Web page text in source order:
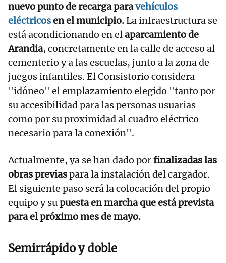
nuevo punto de recarga paravehículos
eléctricosen el municipio.La infraestructura se
está acondicionando en elaparcamiento de
Arandia, concretamente en la calle de acceso al
cementerio y a las escuelas, junto a la zona de
juegos infantiles. El Consistorio considera
"idóneo" el emplazamiento elegido "tanto por
su accesibilidad para las personas usuarias
como por su proximidad al cuadro eléctrico
necesario para la conexión".
Actualmente, ya se han dado porfinalizadas las
obras previaspara la instalación del cargador.
El siguiente paso será la colocación del propio
equipo y supuesta en marcha que está prevista
para el próximo mes de mayo.
Semirrápido y doble